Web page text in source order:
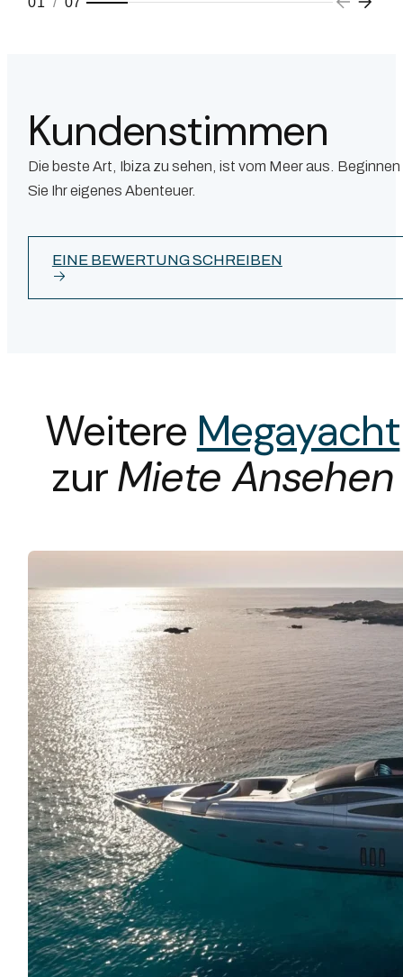
Kundenstimmen
Die beste Art, Ibiza zu sehen, ist vom Meer aus. Beginnen
Sie Ihr eigenes Abenteuer.
EINE BEWERTUNG SCHREIBEN
Weitere Megayacht
zurMiete Ansehen